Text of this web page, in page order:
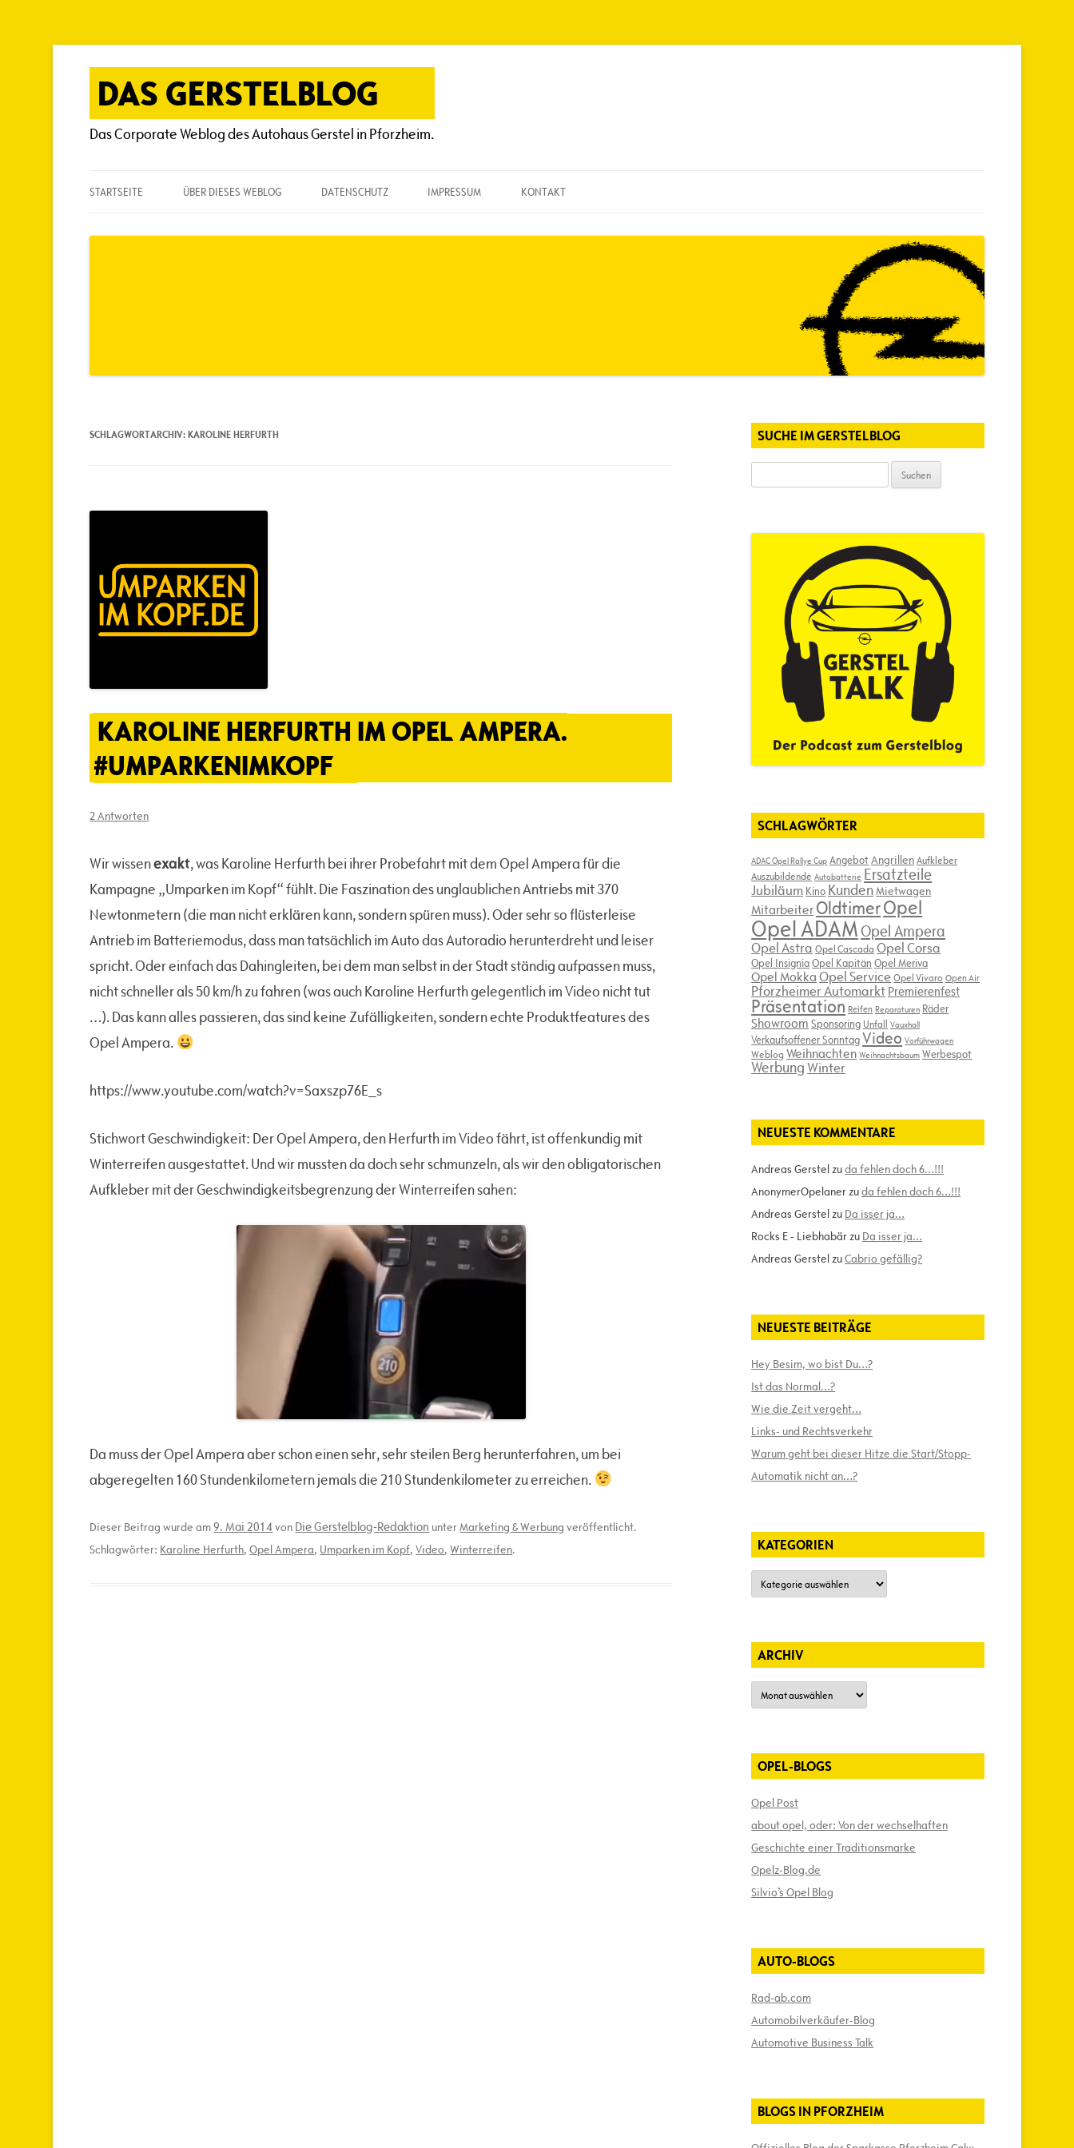
Zum
Inhalt
DAS GERSTELBLOG
Das Corporate Weblog des Autohaus Gerstel in Pforzheim.
STARTSEITE ÜBER DIESES WEBLOG DATENSCHUTZ IMPRESSUM KONTAKT
SCHLAGWORTARCHIV:KAROLINE HERFURTH
KAROLINE HERFURTH IM OPEL AMPERA.
#UMPARKENIMKOPF
2 Antworten
Wir wissenexakt, was Karoline Herfurth bei ihrer Probefahrt mit dem Opel Ampera für die
Kampagne „Umparken im Kopf“ fühlt. Die Faszination des unglaublichen Antriebs mit 370
Newtonmetern (die man nicht erklären kann, sondern spüren muss). Oder sehr so flüsterleise
Antrieb im Batteriemodus, dass man tatsächlich im Auto das Autoradio herunterdreht und leiser
spricht. Oder einfach das Dahingleiten, bei dem man selbst in der Stadt ständig aufpassen muss,
nicht schneller als 50 km/h zu fahren (was auch Karoline Herfurth gelegentlich im Video nicht tut
…). Das kann alles passieren, das sind keine Zufälligkeiten, sondern echte Produktfeatures des
Opel Ampera.
https://www.youtube.com/watch?v=Saxszp76E_s
Stichwort Geschwindigkeit: Der Opel Ampera, den Herfurth im Video fährt, ist offenkundig mit
Winterreifen ausgestattet. Und wir mussten da doch sehr schmunzeln, als wir den obligatorischen
Aufkleber mit der Geschwindigkeitsbegrenzung der Winterreifen sahen:
Da muss der Opel Ampera aber schon einen sehr, sehr steilen Berg herunterfahren, um bei
abgeregelten 160 Stundenkilometern jemals die 210 Stundenkilometer zu erreichen.
Dieser Beitrag wurde am9. Mai 2014 von Die Gerstelblog-Redaktion unterMarketing & Werbung veröffentlicht.
Schlagwörter: Karoline Herfurth,Opel Ampera, Umparken im Kopf,Video,Winterreifen.
SUCHE IM GERSTELBLOG
nach:
SCHLAGWÖRTER
ADAC Opel Rallye Cup AngebotAngrillenAufkleber
Auszubildende Autobatterie Ersatzteile
Jubiläum Kino Kunden Mietwagen
Mitarbeiter OldtimerOpel
Opel ADAM Opel Ampera
Opel Astra Opel Cascada Opel Corsa
Opel InsigniaOpel Kapitän Opel Meriva
Opel Mokka Opel ServiceOpel Vivaro Open Air
Pforzheimer Automarkt Premierenfest
Präsentation Reifen Reparaturen Räder
Showroom Sponsoring Unfall Vauxhall
Verkaufsoffener SonntagVideo Vorführwagen
Weblog Weihnachten Weihnachtsbaum Werbespot
WerbungWinter
NEUESTE KOMMENTARE
Andreas Gerstelzuda fehlen doch 6…!!!
AnonymerOpelanerzuda fehlen doch 6…!!!
Andreas Gerstelzu Da isser ja…
Rocks E - Liebhabärzu Da isser ja…
Andreas GerstelzuCabrio gefällig?
NEUESTE BEITRÄGE
Hey Besim, wo bist Du…?
Ist das Normal…?
Wie die Zeit vergeht…
Links- und Rechtsverkehr
Warum geht bei dieser Hitze die Start/Stopp-
Automatik nicht an…?
KATEGORIEN
Kategorien
ARCHIV
Archiv
OPEL-BLOGS
Opel Post
about opel, oder: Von der wechselhaften
Geschichte einer Traditionsmarke
Opelz-Blog.de
Silvio’s Opel Blog
AUTO-BLOGS
Rad-ab.com
Automobilverkäufer-Blog
Automotive Business Talk
BLOGS IN PFORZHEIM